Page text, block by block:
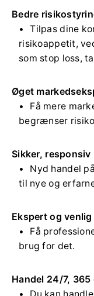
Bedre
Tilpas dine
risikoappetit,
som stop loss,
Øget
Få mere
begrænser
Sikker,
Nyd handel
til nye og
Ekspert og
Få
brug for det.
Handel 24/7, 365